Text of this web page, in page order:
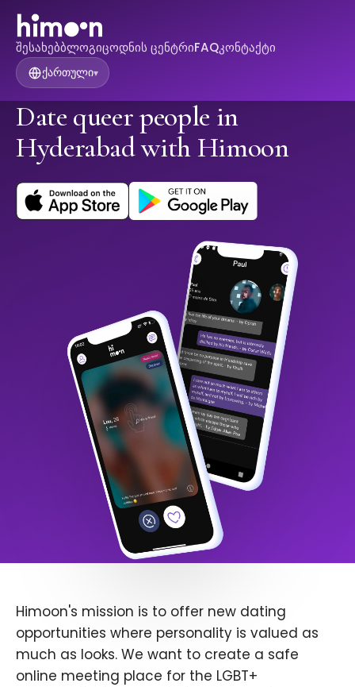
შესახებბლოგიცოდნის ცენტრიFAQკონტაქტი
ქართული▾
Date queer people in
Hyderabad with Himoon
Himoon's mission is to offer new dating
opportunities where personality is valued as
much as looks. We want to create a safe
online meeting place for the LGBT+